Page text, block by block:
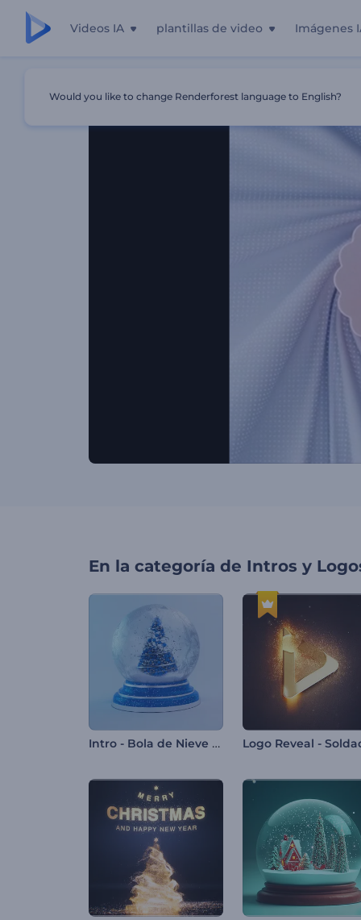
Videos IA plantillas de video Imágenes
En la categoría de Intros y
Intro - Bola de Nieve de Navidad
Would you like to change Renderforest language to English?